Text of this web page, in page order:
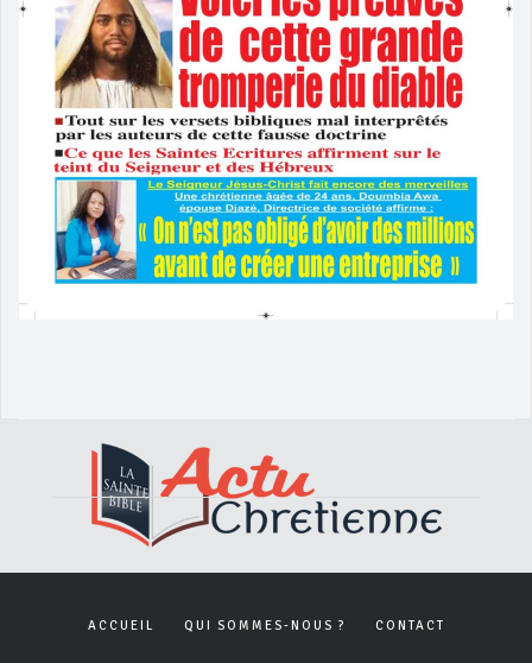
ACCUEIL QUI SOMMES-NOUS ? CONTACT